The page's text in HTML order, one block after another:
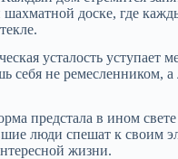
доске, где
усталость уступает
себя не
предстала в ином
люди спешат к своим
жизни.